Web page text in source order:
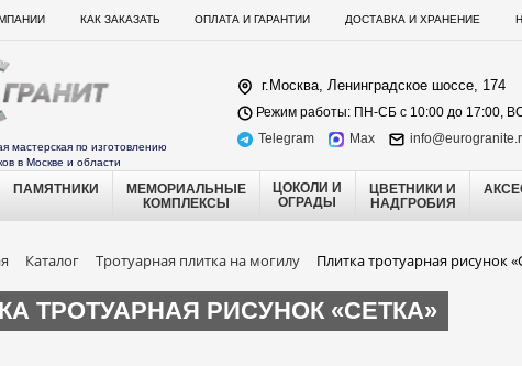
КАК ЗАКАЗАТЬ ОПЛАТА И ГАРАНТИИ ДОСТАВКА И ХРАНЕНИЕ
мастерская по изготовлению
в Москве и области
г.Москва, Ленинградское шоссе, 174
Режим работы: ПН-СБ с 10:00 до 17:00,
Telegram
Max
ПАМЯТНИКИ
МЕМОРИАЛЬНЫЕ
КОМПЛЕКСЫ
ЦОКОЛИ И
ОГРАДЫ
ЦВЕТНИКИ И
НАДГРОБИЯ
Каталог Тротуарная плитка на могилу Плитка тротуарная рисунок
ТРОТУАРНАЯ РИСУНОК «СЕТКА»